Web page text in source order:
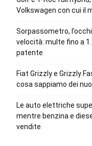
Volkswagen con cui il
Sorpassometro,
velocità: multe fino a
patente
Fiat Grizzly e Grizzly
cosa sappiamo dei
Le auto elettriche
mentre benzina e
vendite